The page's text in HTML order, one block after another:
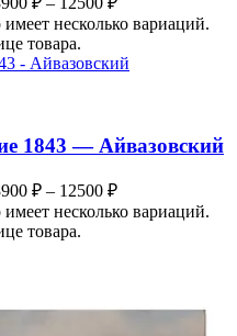
имеет несколько вариаций.
товара.
1843 — Айвазовский
₽ – 12500 ₽
имеет несколько вариаций.
товара.